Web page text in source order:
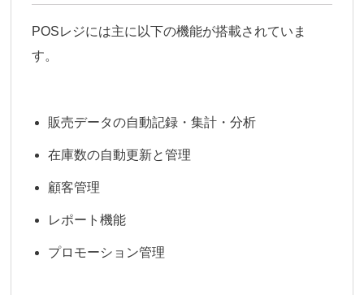
POSレジには主に以下の機能が搭載されていま
す。
販売データの自動記録・集計・分析
在庫数の自動更新と管理
顧客管理
レポート機能
プロモーション管理